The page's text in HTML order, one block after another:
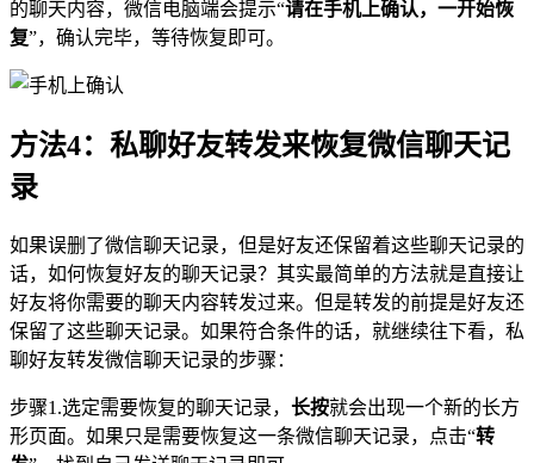
的聊天内容，微信电脑端会提示“请在手机上确认，一开始恢
复”，确认完毕，等待恢复即可。
方法4：私聊好友转发来恢复微信聊天记
录
如果误删了微信聊天记录，但是好友还保留着这些聊天记录的
话，如何恢复好友的聊天记录？其实最简单的方法就是直接让
好友将你需要的聊天内容转发过来。但是转发的前提是好友还
保留了这些聊天记录。如果符合条件的话，就继续往下看，私
聊好友转发微信聊天记录的步骤：
步骤1.选定需要恢复的聊天记录， 长按就会出现一个新的长方
形页面。如果只是需要恢复这一条微信聊天记录，点击“转